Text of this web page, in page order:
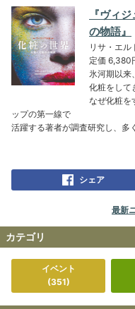
『ヴィ
の物語』
リサ・エル
定価 6,380
氷河期以来
化粧をして
なぜ化粧を
ップの第一線で
活躍する著者が調査研究し、多
シェア
最新
カテゴリ
イベント
(351)